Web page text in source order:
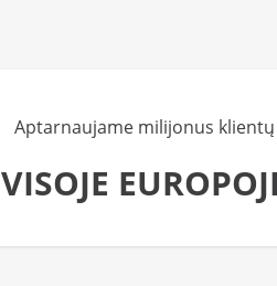
Aptarnaujame milijonus klientų
VISOJE